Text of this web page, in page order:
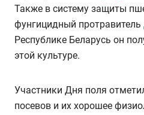
Также в систему защиты
фунгицидный протравитель
Республике Беларусь он
этой культуре.
Участники Дня поля
посевов и их хорошее